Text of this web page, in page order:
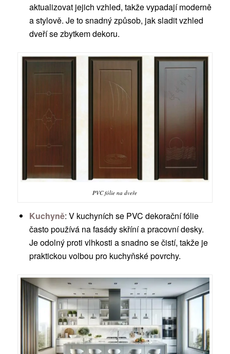
aktualizovat jejich vzhled, takže vypadají moderně
a stylově. Je to snadný způsob, jak sladit vzhled
dveří se zbytkem dekoru.
PVC fólie na dveře
Kuchyně: V kuchyních se PVC dekorační fólie
často používá na fasády skříní a pracovní desky.
Je odolný proti vlhkosti a snadno se čistí, takže je
praktickou volbou pro kuchyňské povrchy.